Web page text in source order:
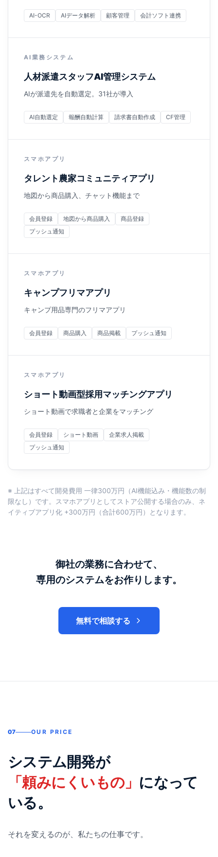
AI-OCR AIデータ解析 顧客管理 会計ソフト連携
AI業務システム
人材派遣スタッフAI管理システム
AIが派遣先を自動選定。31社が導入
AI自動選定 報酬自動計算 請求書自動作成 CF管理
スマホアプリ
タレント農家コミュニティアプリ
地図から商品購入、チャット機能まで
会員登録 地図から商品購入
商品登録
プッシュ通知
スマホアプリ
キャンプフリマアプリ
キャンプ用品専門のフリマアプリ
会員登録 商品購入 商品掲載 プッシュ通知
スマホアプリ
ショート動画型採用マッチングアプリ
ショート動画で求職者と企業をマッチング
会員登録 ショート動画
企業求人掲載
プッシュ通知
※ 上記はすべて開発費用 一律300万円（AI機能込み・機能数の制
限なし）です。スマホアプリとしてストア公開する場合のみ、ネ
イティブアプリ化 +300万円（合計600万円）となります。
御社の業務に合わせて、
専用のシステムをお作りします。
無料で相談する
07 OUR PRICE
システム開発が
「頼みにくいもの」 になって
いる。
それを変えるのが、私たちの仕事です。